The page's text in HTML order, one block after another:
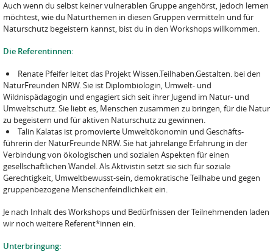
Auch wenn du selbst keiner vulnerablen Gruppe angehörst, jedoch lernen
möchtest, wie du Naturthemen in diesen Gruppen vermitteln und für
Naturschutz begeistern kannst, bist du in den Workshops willkommen.
Die Referentinnen:
Renate Pfeifer leitet das Projekt Wissen.Teilhaben.Gestalten. bei den
NaturFreunden NRW. Sie ist Diplombiologin, Umwelt- und
Wildnispädagogin und engagiert sich seit ihrer Jugend im Natur- und
Umweltschutz. Sie liebt es, Menschen zusammen zu bringen, für die Natur
zu begeistern und für aktiven Naturschutz zu gewinnen.
Talin Kalatas ist promovierte Umweltökonomin und Geschäfts-
führerin der NaturFreunde NRW. Sie hat jahrelange Erfahrung in der
Verbindung von ökologischen und sozialen Aspekten für einen
gesellschaftlichen Wandel. Als Aktivistin setzt sie sich für soziale
Gerechtigkeit, Umweltbewusst-sein, demokratische Teilhabe und gegen
gruppenbezogene Menschenfeindlichkeit ein.
Je nach Inhalt des Workshops und Bedürfnissen der Teilnehmenden laden
wir noch weitere Referent*innen ein.
Unterbringung: